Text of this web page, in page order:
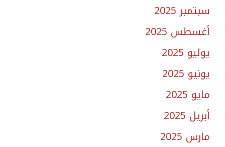
سبتمبر 2025
أغسطس 2025
يوليو 2025
يونيو 2025
مايو 2025
أبريل 2025
مارس 2025